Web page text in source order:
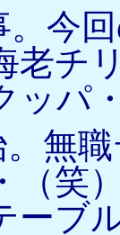
。今
老チ
ッパ
。無
（笑
ーブ